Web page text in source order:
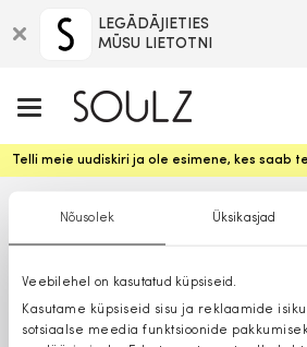
Nõusolek Üksikasjad
Veebilehel on kasutatud küpsiseid.
Kasutame küpsiseid sisu ja reklaamide
sotsiaalse meedia funktsioonide
LEGĀDĀJIETIES
MŪSU LIETOTNI
Telli meie uudiskiri ja ole esimene, kes saab